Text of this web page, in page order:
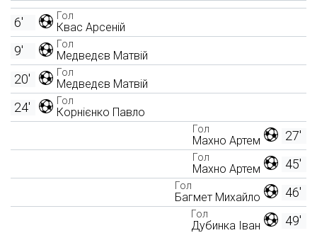
Гол
Квас Арсеній
6'
Гол
Медведєв Матвій
9'
Гол
Медведєв Матвій
20'
Гол
Корнієнко Павло
24'
27'
Гол
Махно Артем
45'
Гол
Махно Артем
46'
Гол
Багмет Михайло
49'
Гол
Дубинка Іван